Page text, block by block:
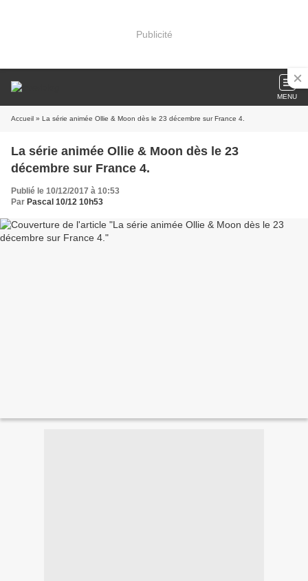
Publicité
MENU
Accueil » La série animée Ollie & Moon dès le 23 décembre sur France 4.
La série animée Ollie & Moon dès le 23
décembre sur France 4.
Publié le 10/12/2017 à 10:53
Par Pascal 10/12 10h53